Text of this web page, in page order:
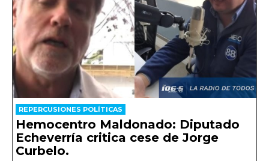
REPERCUSIONES POLÍTICAS
Hemocentro Maldonado: Diputado
Echeverría critica cese de Jorge
Curbelo.